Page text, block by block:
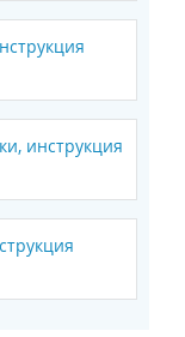
инструкция